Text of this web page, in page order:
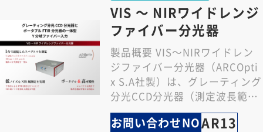
VIS ～ NIRワイドレンジ
ファイバー分光器
製品概要 VIS～NIRワイドレン
ジファイバー分光器（ARCOpti
x S.A社製）は、グレーティング
分光CCD分光器（測定波長範囲
350 ～ 1000 nm）…
お問い合わせNOAR13